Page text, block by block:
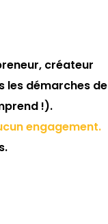
créateur
les démarches de
!).
engagement.